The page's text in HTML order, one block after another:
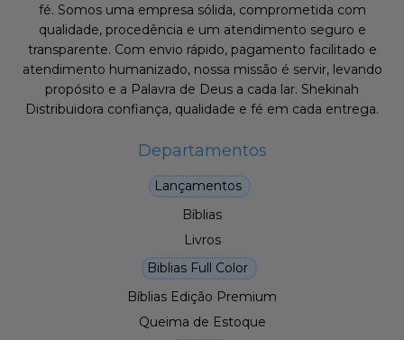
fé. Somos uma empresa sólida, comprometida com
qualidade, procedência e um atendimento seguro e
transparente. Com envio rápido, pagamento facilitado e
atendimento humanizado, nossa missão é servir, levando
propósito e a Palavra de Deus a cada lar. Shekinah
Distribuidora confiança, qualidade e fé em cada entrega.
Departamentos
Lançamentos
Bíblias
Livros
Biblias Full Color
Bíblias Edição Premium
Queima de Estoque